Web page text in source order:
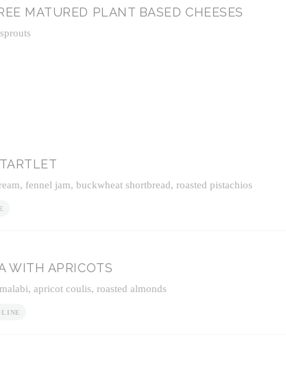
MATURED PLANT BASED CHEESES
fennel jam, buckwheat shortbread, roasted pistachios
WITH APRICOTS
apricot coulis, roasted almonds